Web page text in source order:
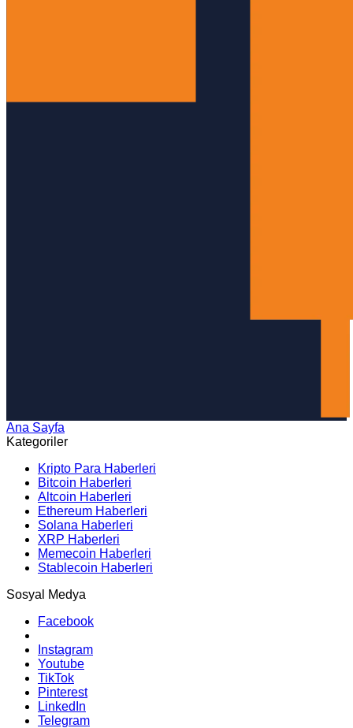
Ana Sayfa
Kategoriler
Kripto Para Haberleri
Bitcoin Haberleri
Altcoin Haberleri
Ethereum Haberleri
Solana Haberleri
XRP Haberleri
Memecoin Haberleri
Stablecoin Haberleri
Sosyal Medya
Facebook
Instagram
Youtube
TikTok
Pinterest
LinkedIn
Telegram